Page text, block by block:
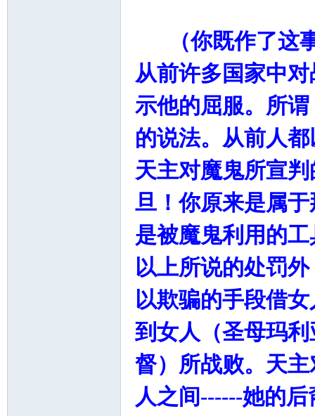
（你既作了这事
从前许多国家中
示他的屈服。所
的说法。从前人
天主对魔鬼所宣
旦！你原来是属
是被魔鬼利用的
以上所说的处罚
以欺骗的手段借
到女人（圣母玛
督）所战败。天
人之间------她的